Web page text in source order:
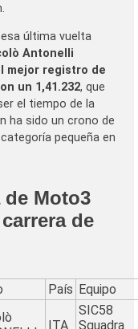
última vuelta
Antonelli
mejor registro de
un 1,41.232, que
el tiempo de la
ha sido un crono de
pequeña en
Moto3
de
País Equipo
ITA
SIC58
Squadra